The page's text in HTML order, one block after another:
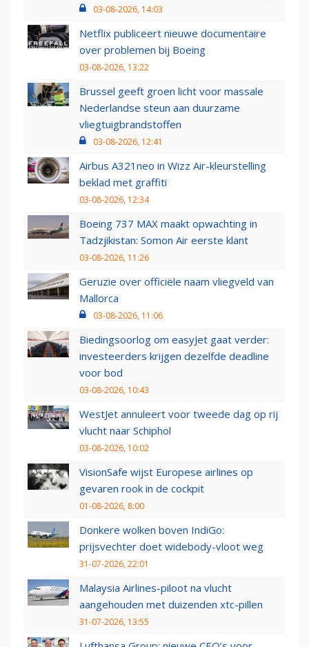
03-08-2026, 14:03
Netflix publiceert nieuwe documentaire
over problemen bij Boeing
03-08-2026, 13:22
Brussel geeft groen licht voor massale
Nederlandse steun aan duurzame
vliegtuigbrandstoffen
03-08-2026, 12:41
Airbus A321neo in Wizz Air-kleurstelling
beklad met graffiti
03-08-2026, 12:34
Boeing 737 MAX maakt opwachting in
Tadzjikistan: Somon Air eerste klant
03-08-2026, 11:26
Geruzie over officiële naam vliegveld van
Mallorca
03-08-2026, 11:06
Biedingsoorlog om easyJet gaat verder:
investeerders krijgen dezelfde deadline
voor bod
03-08-2026, 10:43
WestJet annuleert voor tweede dag op rij
vlucht naar Schiphol
03-08-2026, 10:02
VisionSafe wijst Europese airlines op
gevaren rook in de cockpit
01-08-2026, 8:00
Donkere wolken boven IndiGo:
prijsvechter doet widebody-vloot weg
31-07-2026, 22:01
Malaysia Airlines-piloot na vlucht
aangehouden met duizenden xtc-pillen
31-07-2026, 13:55